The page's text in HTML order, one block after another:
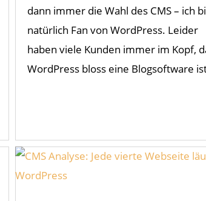
dann immer die Wahl des CMS – ich
natürlich Fan von WordPress. Leider
haben viele Kunden immer im Kopf,
WordPress bloss eine Blogsoftware